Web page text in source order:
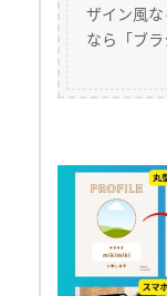
ザイン風
なら「ブ